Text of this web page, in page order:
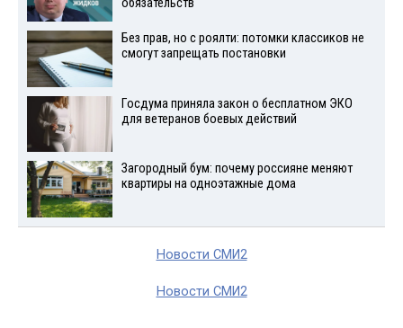
обязательств
Без прав, но с роялти: потомки классиков не
смогут запрещать постановки
Госдума приняла закон о бесплатном ЭКО
для ветеранов боевых действий
Загородный бум: почему россияне меняют
квартиры на одноэтажные дома
Новости СМИ2
Новости СМИ2